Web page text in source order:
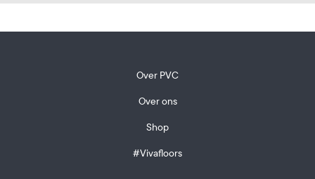
Over PVC
Over ons
Shop
#Vivafloors